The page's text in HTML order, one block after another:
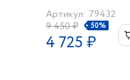
Артикул: 79432
9 450 ₽
50%
4 725 ₽